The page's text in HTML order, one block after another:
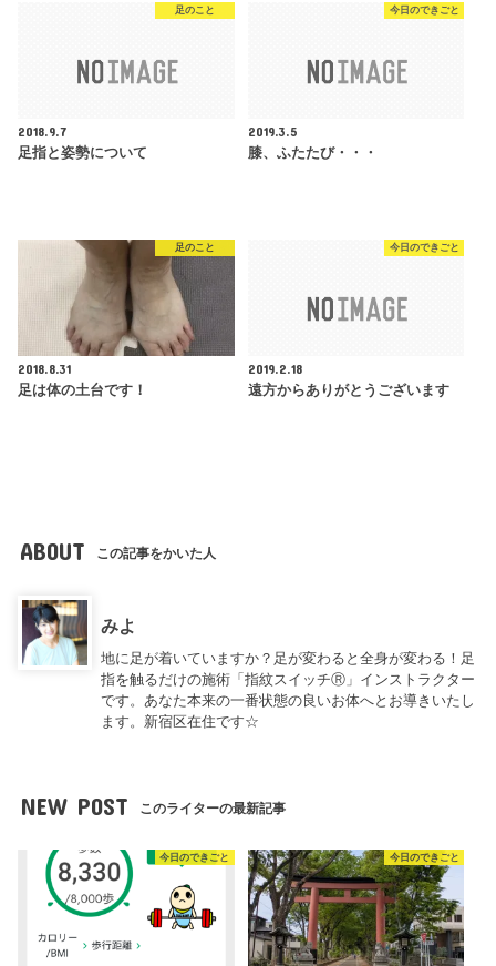
足のこと
2018.9.7
足指と姿勢について
今日のできごと
2019.3.5
膝、ふたたび・・・
足のこと
2018.8.31
足は体の土台です！
今日のできごと
2019.2.18
遠方からありがとうございます
ABOUT この記事をかいた人
みよ
地に足が着いていますか？足が変わると全身が変わる！足
指を触るだけの施術「指紋スイッチⓇ」インストラクター
です。あなた本来の一番状態の良いお体へとお導きいたし
ます。新宿区在住です☆
NEW POST このライターの最新記事
今日のできごと 今日のできごと